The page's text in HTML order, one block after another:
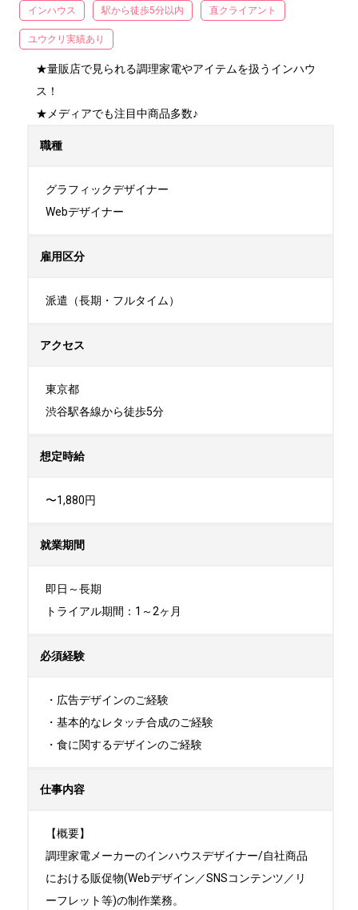
インハウス 駅から徒歩5分以内 直クライアント
ユウクリ実績あり
★量販店で見られる調理家電やアイテムを扱うインハウ
ス！
★メディアでも注目中商品多数♪
職種
グラフィックデザイナー
Webデザイナー
雇用区分
派遣（長期・フルタイム）
アクセス
東京都
渋谷駅各線から徒歩5分
想定時給
〜1,880円
就業期間
即日～長期
トライアル期間：1～2ヶ月
必須経験
・広告デザインのご経験
・基本的なレタッチ合成のご経験
・食に関するデザインのご経験
仕事内容
【概要】
調理家電メーカーのインハウスデザイナー/自社商品
における販促物(Webデザイン／SNSコンテンツ／リ
ーフレット等)の制作業務。